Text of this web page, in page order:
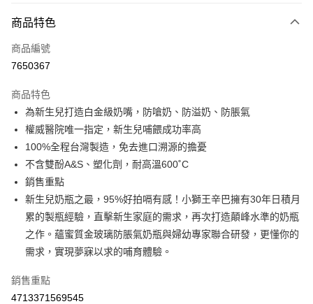
LINE Pay
Apple Pay
悠遊付
Google Pay
AFTEE先享後付
相關說明
【關於「AFTEE先享後付」】
AFTEE先享後付是「在收到商品之後才付款」的支付方式。 讓您購物簡單
便利好安心！
１．簡單：不需註冊會員、不需綁卡、不需儲值。
２．便利：只要手機號碼，簡訊認證，即可結帳。
３．安心：先確認商品／服務後，再付款。
【「AFTEE先享後付」結帳流程】
１．於結帳方式選擇「AFTEE先享後付」後，將跳轉至「AFTEE先享後付」
結帳頁面，進行簡訊認證並確認金額後，即可完成結帳。
ATM付款
運送方式
全家取貨付款
付款後全家取貨
商品特色
商品編號
7650367
商品特色
為新生兒打造白金級奶嘴，防嗆奶、防溢奶、防脹氣
權威醫院唯一指定，新生兒哺餵成功率高
100%全程台灣製造，免去進口溯源的擔憂
不含雙酚A&S、塑化劑，耐高溫600˚C
銷售重點
新生兒奶瓶之最，95%好拍嗝有感！小獅王辛巴擁有30年日積月
累的製瓶經驗，直擊新生家庭的需求，再次打造顛峰水準的奶瓶
之作。蘊蜜質金玻璃防脹氣奶瓶與婦幼專家聯合研發，更懂你的
需求，實現夢寐以求的哺育體驗。
銷售重點
4713371569545